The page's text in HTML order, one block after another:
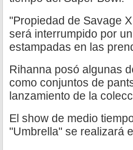
"Propiedad de Savage
será interrumpido por
estampadas en las
Rihanna posó algunas
como conjuntos de
lanzamiento de la
El show de medio
"Umbrella" se realizará